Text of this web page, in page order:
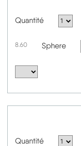
Quantité
8.60 Sphere
Quantité